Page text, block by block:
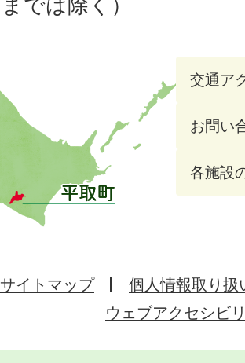
交通ア
お問い
各施設
サイトマップ
個人情報取り扱
ウェブアクセシビ